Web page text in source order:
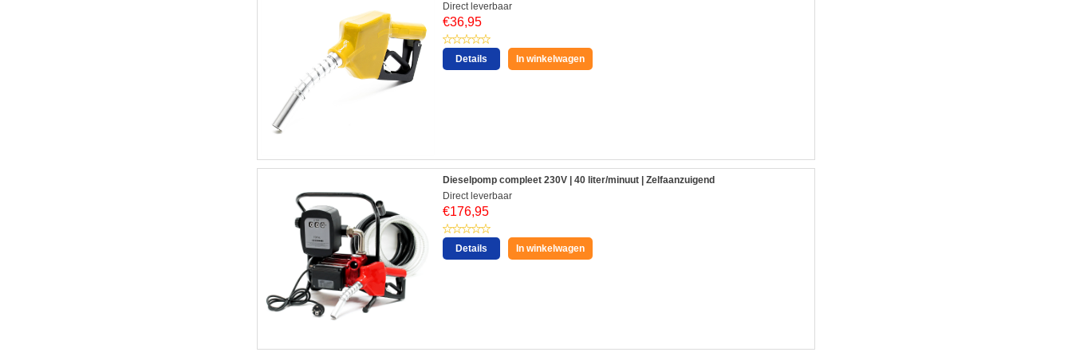
Direct leverbaar
€36,95
Details In winkelwagen
Dieselpomp compleet 230V | 40 liter/minuut | Zelfaanzuigend
Direct leverbaar
€176,95
Details In winkelwagen